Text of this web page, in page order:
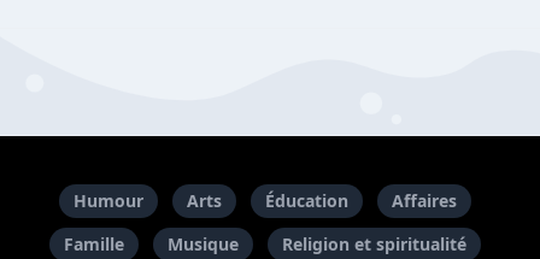
Humour Arts Éducation
Affaires
Famille
Musique
Religion et spiritualité